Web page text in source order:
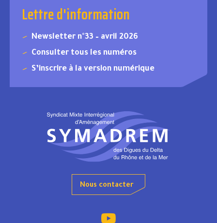
Lettre d'information
Newsletter n°33 – avril 2026
Consulter tous les numéros
S’inscrire à la version numérique
Nous contacter